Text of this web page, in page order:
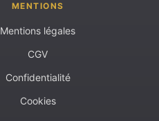
MENTIONS
Mentions légales
CGV
Confidentialité
Cookies